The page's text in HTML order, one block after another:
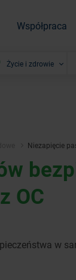
Współpraca
Życie i zdrowie
Niezapięcie
OC
w